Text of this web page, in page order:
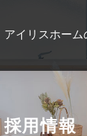
アイリスホーム
採用情報